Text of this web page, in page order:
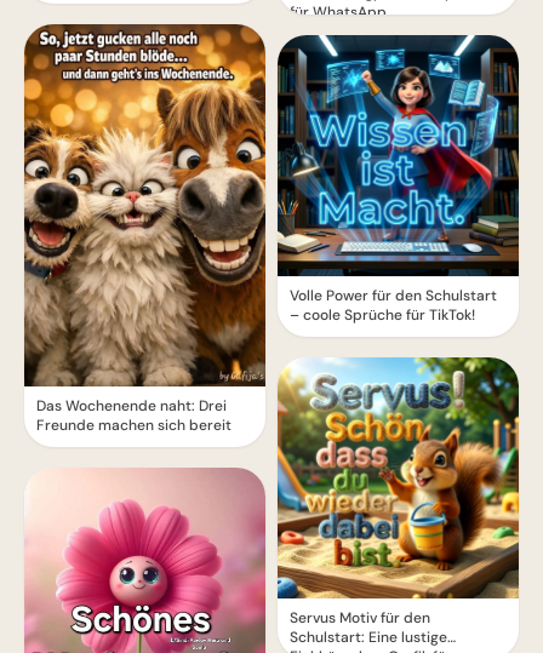
Das Wochenende naht: Drei
Freunde machen sich bereit
für WhatsApp
Volle Power für den Schulstart
– coole Sprüche für TikTok!
Servus Motiv für den
Schulstart: Eine lustige